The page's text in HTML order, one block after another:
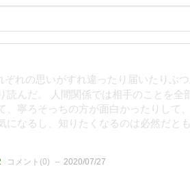
ぞれの思いがすれ違ったり届いたりぶ
読んだ。 人間関係では相手のことを全
、寧ろそっちの方が面白かったりして
になるし、知りたくなるのは必然だと
コメント(0) 2020/07/27